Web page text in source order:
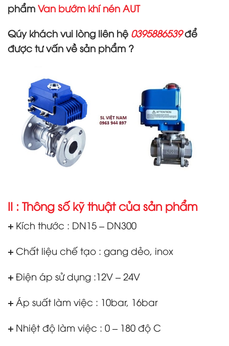
phẩm Van bướm khí nén AUT
Qúy khách vui lòng liên hệ 0395886539để
được tư vấn về sản phẩm ?
II : Thông số kỹ thuật của sản phẩm
+ Kích thước : DN15 – DN300
+ Chất liệu chế tạo : gang dẻo, inox
+ Điện áp sử dụng :12V – 24V
+ Áp suất làm việc : 10bar, 16bar
+ Nhiệt độ làm việc : 0 – 180 độ C